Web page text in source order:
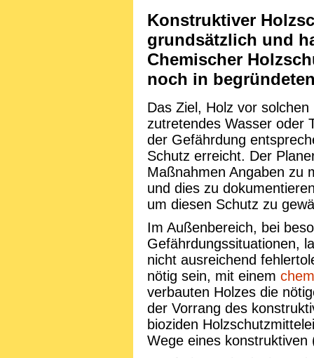
Konstruktiver
grundsätzlich und
Chemischer
noch in
Das Ziel, Holz vor
zutretendes Wasser oder
der Gefährdung
Schutz erreicht. Der
Maßnahmen Angaben zu
und dies zu
um diesen Schutz zu
Im Außenbereich, bei
Gefährdungssituationen,
nicht ausreichend
nötig sein, mit einem
verbauten Holzes die
der Vorrang des
bioziden
Wege eines konstruktiven